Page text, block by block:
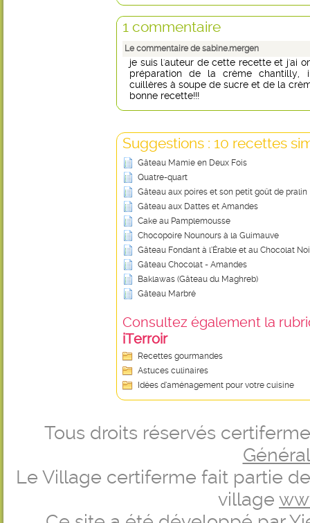
1 commentaire
Le commentaire de sabine.mergen
je suis l'auteur de cette recette et j'ai
préparation de la crème chantilly,
cuillères à soupe de sucre et de la
bonne recette!!!
Suggestions : 10 recettes
Gâteau Mamie en Deux Fois
Quatre-quart
Gâteau aux poires et son petit goût de pralin
Gâteau aux Dattes et Amandes
Cake au Pamplemousse
Chocopoire Nounours à la Guimauve
Gâteau Fondant à l’Érable et au Chocolat
Gâteau Chocolat - Amandes
Baklawas (Gâteau du Maghreb)
Gâteau Marbré
Consultez également la
iTerroir
Recettes gourmandes
Astuces culinaires
Idées d’aménagement pour votre cuisine
Tous droits réservés
Le Village certiferme fait partie
village